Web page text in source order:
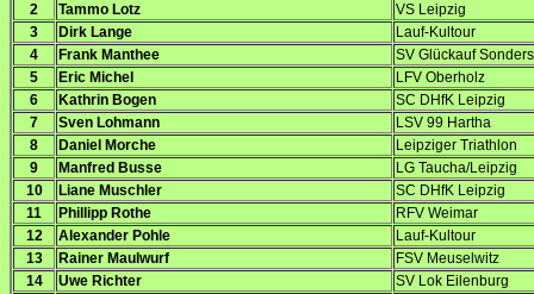
2
Tammo Lotz
VS Leipzig
3
Dirk Lange
Lauf-Kultour
4
Frank Manthee
SV Glückauf
5
Eric Michel
LFV Oberholz
6
Kathrin Bogen
SC DHfK Leipzig
7
Sven Lohmann
LSV 99 Hartha
8
Daniel Morche
Leipziger Triathlon
9
Manfred Busse
LG Taucha/Leipzig
10
Liane Muschler
SC DHfK Leipzig
11
Phillipp Rothe
RFV Weimar
12
Alexander Pohle
Lauf-Kultour
13
Rainer Maulwurf
FSV Meuselwitz
14
Uwe Richter
SV Lok Eilenburg